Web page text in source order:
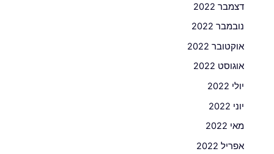
דצמבר 2022
נובמבר 2022
אוקטובר 2022
אוגוסט 2022
יולי 2022
יוני 2022
מאי 2022
אפריל 2022